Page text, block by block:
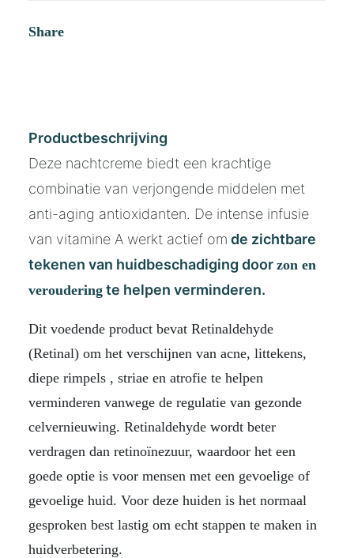
Share
Productbeschrijving
Deze nachtcreme biedt een krachtige
combinatie van verjongende middelen met
anti-aging antioxidanten. De intense infusie
van vitamine A werkt actief om de zichtbare
tekenen van huidbeschadiging door zon en
veroudering te helpen verminderen.
Dit voedende product bevat Retinaldehyde
(Retinal) om het verschijnen van acne, littekens,
diepe rimpels , striae en atrofie te helpen
verminderen vanwege de regulatie van gezonde
celvernieuwing. Retinaldehyde wordt beter
verdragen dan retinoïnezuur, waardoor het een
goede optie is voor mensen met een gevoelige of
gevoelige huid. Voor deze huiden is het normaal
gesproken best lastig om echt stappen te maken in
huidverbetering.